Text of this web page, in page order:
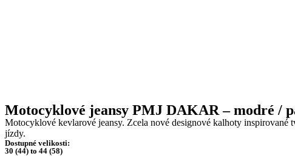
Motocyklové jeansy PMJ DAKAR – modré /
Motocyklové kevlarové jeansy. Zcela nové designové kalhoty
jízdy.
Dostupné velikosti:
30 (44) to 44 (58)